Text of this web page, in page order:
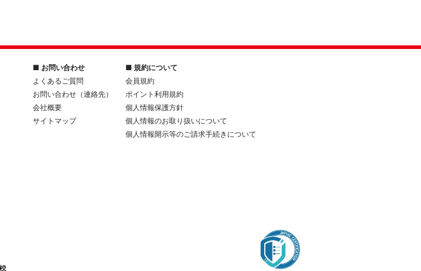
■ お問い合わせ
よくあるご質問
お問い合わせ（連絡先）
会社概要
サイトマップ
■ 規約について
会員規約
ポイント利用規約
個人情報保護方針
個人情報のお取り扱いについて
個人情報開示等のご請求手続きについて